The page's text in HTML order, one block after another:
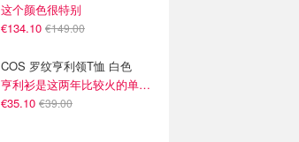
这个颜色很特别
€134.10 €149.00
COS 罗纹亨利领T恤 白色
亨利衫是这两年比较火的单品~
€35.10 €39.00